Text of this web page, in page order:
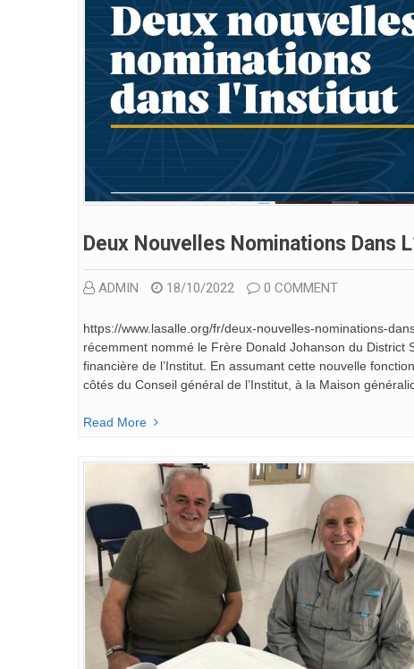
Deux Nouvelles Nominations Dans
ADMIN 18/10/2022 0 COMMENT
https://www.lasalle.org/fr/deux-nouvelles-nominations-
récemment nommé le Frère Donald Johanson du
financière de l’Institut. En assumant cette nouvelle
côtés du Conseil général de l’Institut, à la Maison
Read More